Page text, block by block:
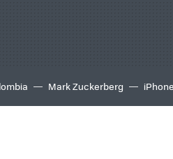
Mark Zuckerberg
TCL C8K